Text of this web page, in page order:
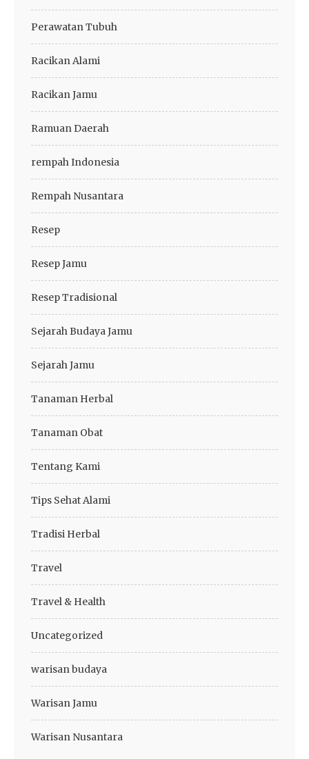
Perawatan Tubuh
Racikan Alami
Racikan Jamu
Ramuan Daerah
rempah Indonesia
Rempah Nusantara
Resep
Resep Jamu
Resep Tradisional
Sejarah Budaya Jamu
Sejarah Jamu
Tanaman Herbal
Tanaman Obat
Tentang Kami
Tips Sehat Alami
Tradisi Herbal
Travel
Travel & Health
Uncategorized
warisan budaya
Warisan Jamu
Warisan Nusantara